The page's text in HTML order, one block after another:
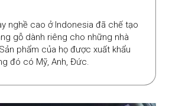
nghề cao ở Indonesia đã chế tạo
gỗ dành riêng cho những nhà
phẩm của họ được xuất khẩu
đó có Mỹ, Anh, Đức.